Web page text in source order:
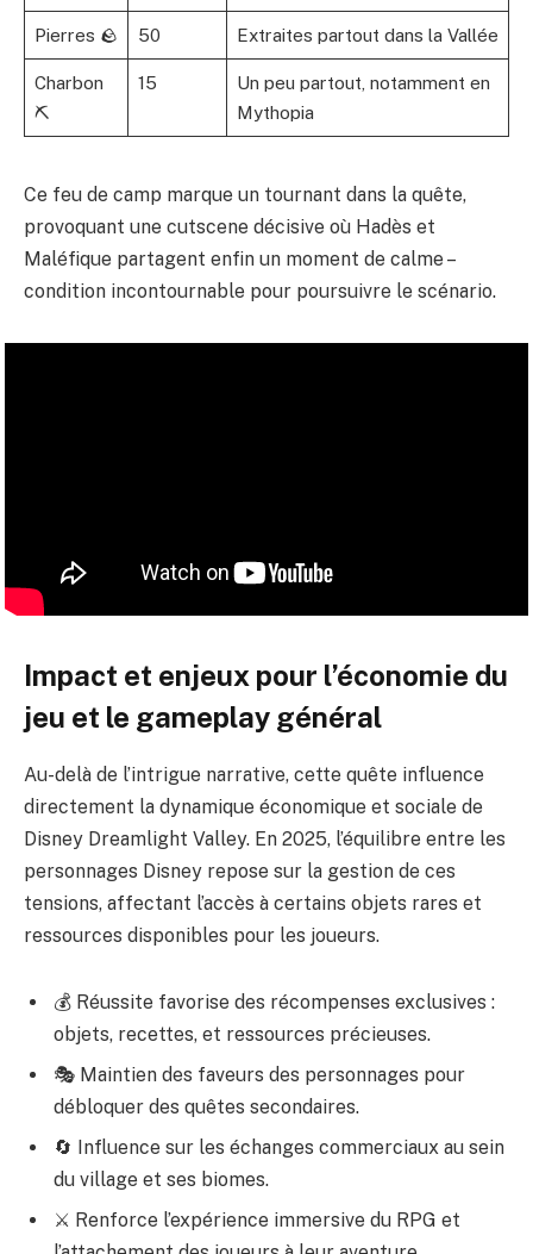
Pierres 🪨 50 Extraites partout dans la Vallée
Charbon
⛏️
15
Un peu partout, notamment en
Mythopia
Ce feu de camp marque un tournant dans la quête,
provoquant une cutscene décisive où Hadès et
Maléfique partagent enfin un moment de calme –
condition incontournable pour poursuivre le scénario.
Impact et enjeux pour l’économie du
jeu et le gameplay général
Au-delà de l’intrigue narrative, cette quête influence
directement la dynamique économique et sociale de
Disney Dreamlight Valley. En 2025, l’équilibre entre les
personnages Disney repose sur la gestion de ces
tensions, affectant l’accès à certains objets rares et
ressources disponibles pour les joueurs.
💰 Réussite favorise des récompenses exclusives :
objets, recettes, et ressources précieuses.
🎭 Maintien des faveurs des personnages pour
débloquer des quêtes secondaires.
🔄 Influence sur les échanges commerciaux au sein
du village et ses biomes.
⚔️ Renforce l’expérience immersive du RPG et